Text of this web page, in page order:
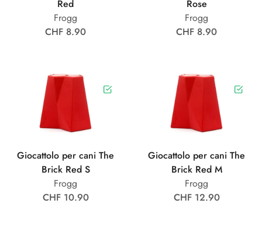
Red
Frogg
CHF 8.90
Rose
Frogg
CHF 8.90
Giocattolo per cani The
Brick Red S
Frogg
CHF 10.90
Giocattolo per cani The
Brick Red M
Frogg
CHF 12.90